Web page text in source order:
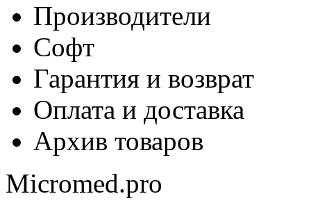
Производители
Софт
Гарантия и возврат
Оплата и доставка
Архив товаров
Micromed.pro